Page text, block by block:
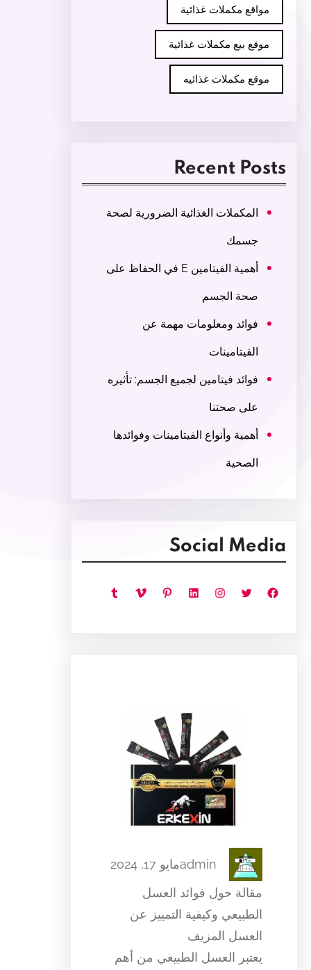
مواقع مكملات غذائية
موقع بيع مكملات غذائية
موقع مكملات غذائيه
Recent Posts
المكملات الغذائية الضرورية لصحة
جسمك
أهمية الفيتامين E في الحفاظ على
صحة الجسم
فوائد ومعلومات مهمة عن
الفيتامينات
فوائد فيتامين لجميع الجسم: تأثيره
على صحتنا
أهمية وأنواع الفيتامينات وفوائدها
الصحية
Social Media
فيسبوك تويتر إنستجرام لينكد إن بينتريست فيميو تمبلر
adminمايو 17, 2024
مقالة حول فوائد العسل
الطبيعي وكيفية التمييز عن
العسل المزيف
يعتبر العسل الطبيعي من أهم